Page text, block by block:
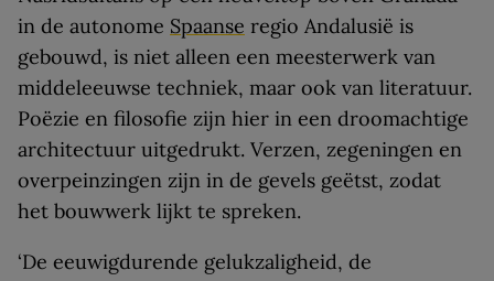
in de autonome Spaanse regio Andalusië is
gebouwd, is niet alleen een meesterwerk van
middeleeuwse techniek, maar ook van literatuur.
Poëzie en filosofie zijn hier in een droomachtige
architectuur uitgedrukt. Verzen, zegeningen en
overpeinzingen zijn in de gevels geëtst, zodat
het bouwwerk lijkt te spreken.
‘De eeuwigdurende gelukzaligheid, de